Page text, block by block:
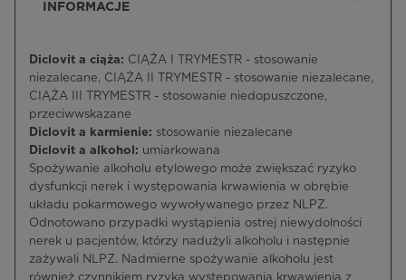
INFORMACJE
Diclovit a ciąża: CIĄŻA I TRYMESTR - stosowanie
niezalecane, CIĄŻA II TRYMESTR - stosowanie niezalecane,
CIĄŻA III TRYMESTR - stosowanie niedopuszczone,
przeciwwskazane
Diclovit a karmienie: stosowanie niezalecane
Diclovit a alkohol: umiarkowana
Spożywanie alkoholu etylowego może zwiększać ryzyko
dysfunkcji nerek i występowania krwawienia w obrębie
układu pokarmowego wywoływanego przez NLPZ.
Odnotowano przypadki wystąpienia ostrej niewydolności
nerek u pacjentów, którzy nadużyli alkoholu i następnie
zażywali NLPZ. Nadmierne spożywanie alkoholu jest